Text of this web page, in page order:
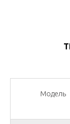
Модель